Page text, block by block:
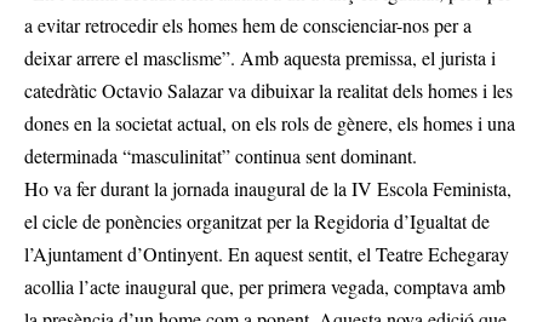
a evitar retrocedir els homes hem de conscienciar-nos per a
deixar arrere el masclisme”. Amb aquesta premissa, el jurista i
catedràtic Octavio Salazar va dibuixar la realitat dels homes i les
dones en la societat actual, on els rols de gènere, els homes i una
determinada “masculinitat” continua sent dominant.
Ho va fer durant la jornada inaugural de la IV Escola Feminista,
el cicle de ponències organitzat per la Regidoria d’Igualtat de
l’Ajuntament d’Ontinyent. En aquest sentit, el Teatre Echegaray
acollia l’acte inaugural que, per primera vegada, comptava amb